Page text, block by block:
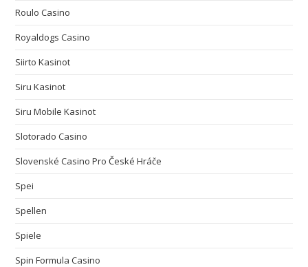
Roulo Casino
Royaldogs Casino
Siirto Kasinot
Siru Kasinot
Siru Mobile Kasinot
Slotorado Casino
Slovenské Casino Pro České Hráče
Spei
Spellen
Spiele
Spin Formula Casino